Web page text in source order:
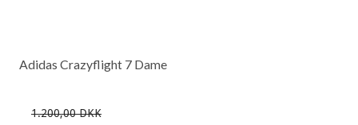
Adidas Crazyflight 7 Dame
1.200,00 DKK